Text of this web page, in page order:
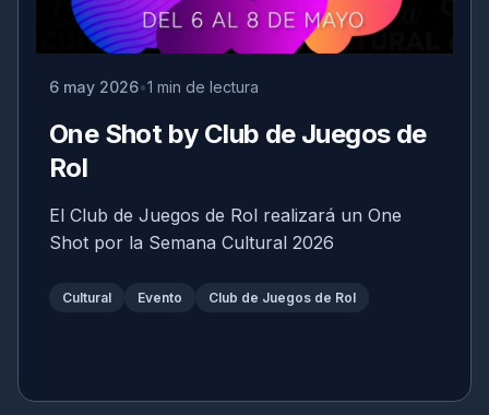
6 may 2026 1 min de lectura
One Shot by Club de Juegos de
Rol
El Club de Juegos de Rol realizará un One
Shot por la Semana Cultural 2026
Cultural Evento Club de Juegos de Rol